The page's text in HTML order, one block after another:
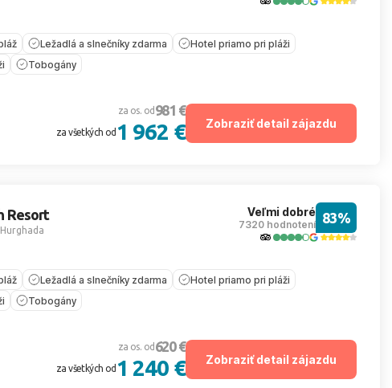
Ležadlá a slnečníky zdarma
Hotel priamo pri pláži
Tobogány
za os. od 981 €
za všetkých od 1 962 € Zobraziť detail zájazdu
Resort
Hurghada
Veľmi dobré
7320 hodnotení 83%
Ležadlá a slnečníky zdarma
Hotel priamo pri pláži
Tobogány
za os. od 620 €
za všetkých od 1 240 € Zobraziť detail zájazdu